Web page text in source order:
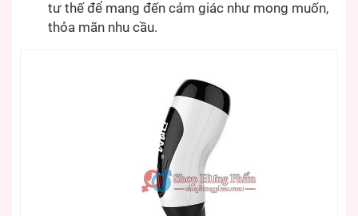
tư thế để mang đến cảm giác như mong muốn,
thỏa mãn nhu cầu.